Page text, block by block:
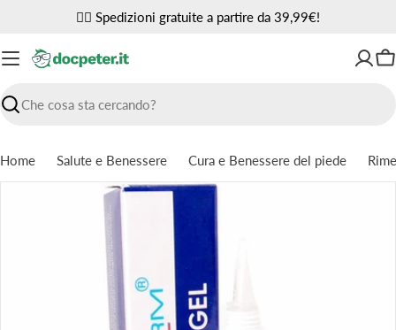
contenuto
✌🏼 Spedizioni gratuite a partire da 39,99€!
Ricerca
Home Salute e Benessere Cura e Benessere del piede